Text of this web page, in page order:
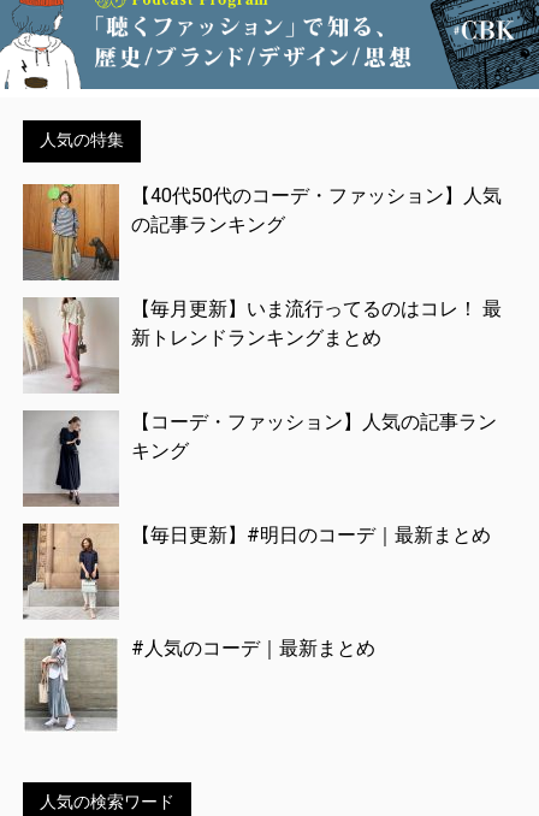
人気の特集
【40代50代のコーデ・ファッション】人気
の記事ランキング
【毎月更新】いま流行ってるのはコレ！ 最
新トレンドランキングまとめ
【コーデ・ファッション】人気の記事ラン
キング
【毎日更新】#明日のコーデ｜最新まとめ
#人気のコーデ｜最新まとめ
人気の検索ワード